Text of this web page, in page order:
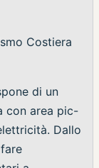
Costiera
di un
con area pic-
Dallo